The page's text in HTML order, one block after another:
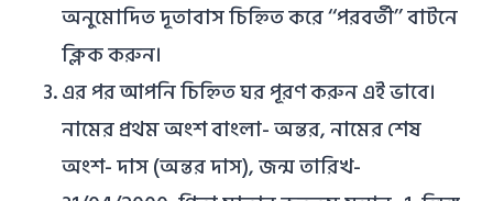
অনুমোদিত দূতাবাস চিহ্নিত করে ‘‘পরবর্তী’’ বাটনে
ক্লিক করুন।
এর পর আপনি চিহ্নিত ঘর পূরণ করুন এই ভাবে।
নামের প্রথম অংশ বাংলা- অন্তর, নামের শেষ
অংশ- দাস (অন্তর দাস), জন্ম তারিখ-